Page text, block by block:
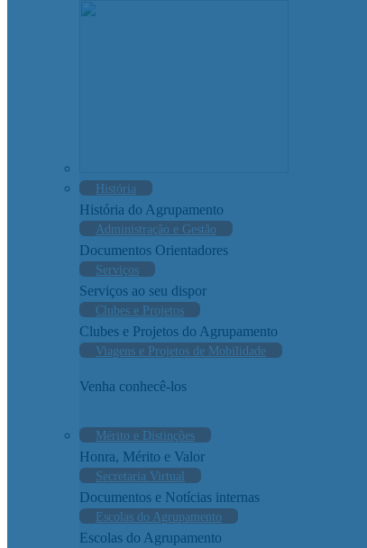
História
História do Agrupamento
Administração e Gestão
Documentos Orientadores
Serviços
Serviços ao seu dispor
Clubes e Projetos
Clubes e Projetos do Agrupamento
Viagens e Projetos de Mobilidade
Venha conhecê-los
Mérito e Distinções
Honra, Mérito e Valor
Secretaria Virtual
Documentos e Notícias internas
Escolas do Agrupamento
Escolas do Agrupamento